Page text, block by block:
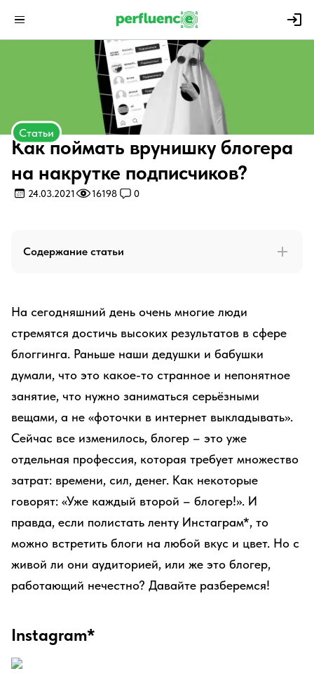
Статьи
Как поймать врунишку блогера
на накрутке подписчиков?
24.03.2021 16198 0
Содержание статьи
На сегодняшний день очень многие люди
стремятся достичь высоких результатов в сфере
блоггинга. Раньше наши дедушки и бабушки
думали, что это какое-то странное и непонятное
занятие, что нужно заниматься серьёзными
вещами, а не «фоточки в интернет выкладывать».
Сейчас все изменилось, блогер – это уже
отдельная профессия, которая требует множество
затрат: времени, сил, денег. Как некоторые
говорят: «Уже каждый второй – блогер!». И
правда, если полистать ленту Инстаграм*, то
можно встретить блоги на любой вкус и цвет. Но с
живой ли они аудиторией, или же это блогер,
работающий нечестно? Давайте разберемся!
Instagram*